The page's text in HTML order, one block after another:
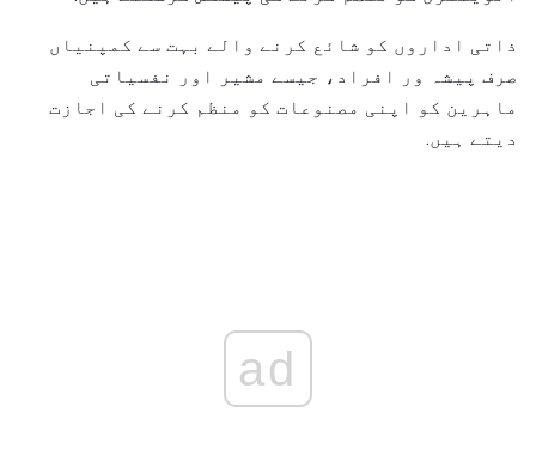
ذاتی اداروں کو شائع کرنے والے بہت سے کمپنیاں
صرف پیشہ ور افراد، جیسے مشیر اور نفسیاتی
ماہرین کو اپنی مصنوعات کو منظم کرنے کی اجازت
دیتے ہیں.
ad